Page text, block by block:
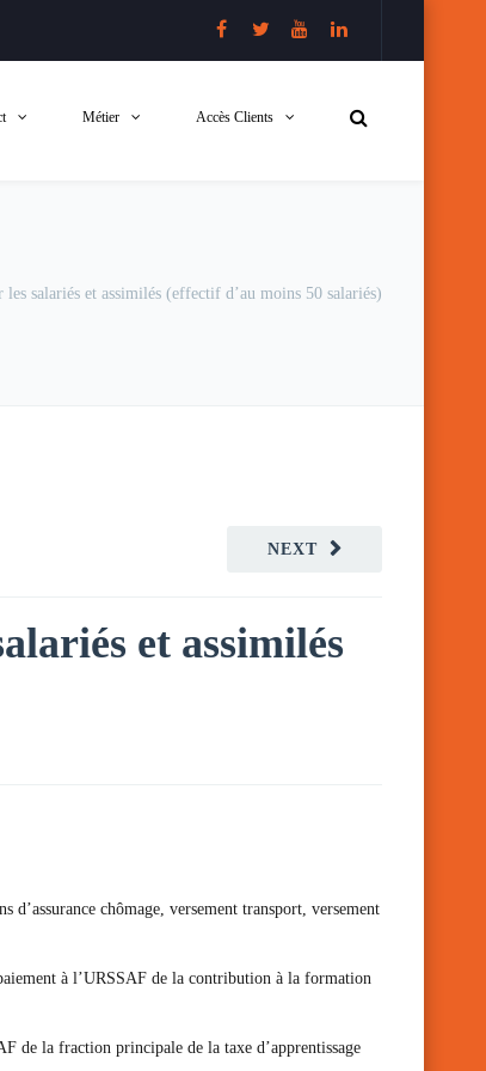
Métier Accès Clients
salariés et assimilés (effectif d’au moins 50 salariés)
NEXT
et assimilés
d’assurance chômage, versement transport, versement
à l’URSSAF de la contribution à la formation
de la fraction principale de la taxe d’apprentissage